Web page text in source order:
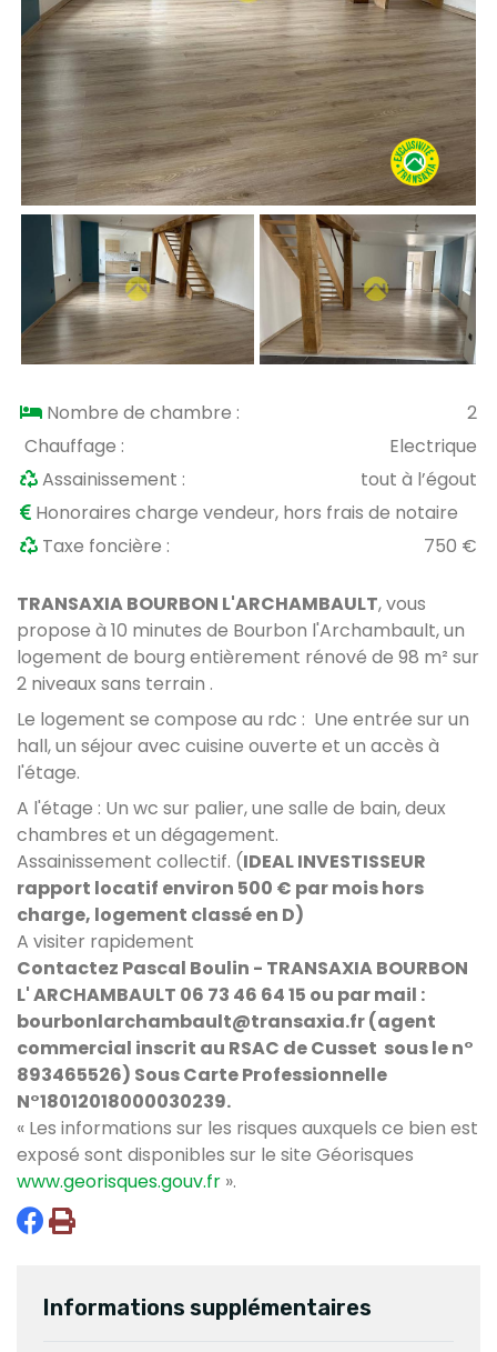
Nombre de chambre :
2
Chauffage :
Electrique
Assainissement :
tout à l’égout
Honoraires charge vendeur, hors frais de notaire
Taxe foncière :
750 €
TRANSAXIA BOURBON L'ARCHAMBAULT, vous
propose à 10 minutes de Bourbon l'Archambault, un
logement de bourg entièrement rénové de 98 m² sur
2 niveaux sans terrain .
Le logement se compose au rdc : Une entrée sur un
hall, un séjour avec cuisine ouverte et un accès à
l'étage.
A l'étage : Un wc sur palier, une salle de bain, deux
chambres et un dégagement.
Assainissement collectif. (IDEAL INVESTISSEUR
rapport locatif environ 500 € par mois hors
charge, logement classé en D)
A visiter rapidement
Contactez Pascal Boulin - TRANSAXIA BOURBON
L' ARCHAMBAULT 06 73 46 64 15 ou par mail :
bourbonlarchambault@transaxia.fr(agent
commercial inscrit au RSAC de Cusset sous le n°
893465526) Sous Carte Professionnelle
N°18012018000030239.
« Les informations sur les risques auxquels ce bien est
exposé sont disponibles sur le site Géorisques
www.georisques.gouv.fr ».
Informations supplémentaires